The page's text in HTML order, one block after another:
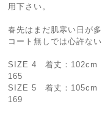
用下さい。
春先はまだ肌寒い日が多
コート無しでは心許な
SIZE 4 着丈：102cm
165
SIZE 5 着丈：105cm
169